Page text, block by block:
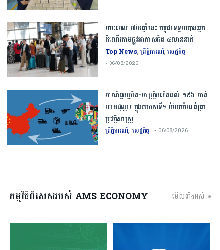
រយៈពេល ៧ខែឆ្នាំនេះ កម្ពុជាទទួលបានអ្នក
ដំណើរតាមផ្លូវអាកាសជិត ៤លាននាក់
Top News,ព្រឹត្តិការណ៍,សេដ្ឋកិច្ច
• 06/08/2026
ពាណិជ្ជកម្ម​ចិន​-​អាហ្វ្រិក​កើន​ដល់​ ​១៩៦​ ​ពាន់​
លាន​ដុល្លារ​ ក្នុង​ឆមាស​ទី​១​ ​បំបែក​កំណត់ត្រា​
ប្រវត្តិសាស្ត្រ​
ព្រឹត្តិការណ៍, សេដ្ឋកិច្ច • 06/08/2026
កម្មវិធីពិសេសរបស់ AMS ECONOMY មើលទាំងអស់ ➧